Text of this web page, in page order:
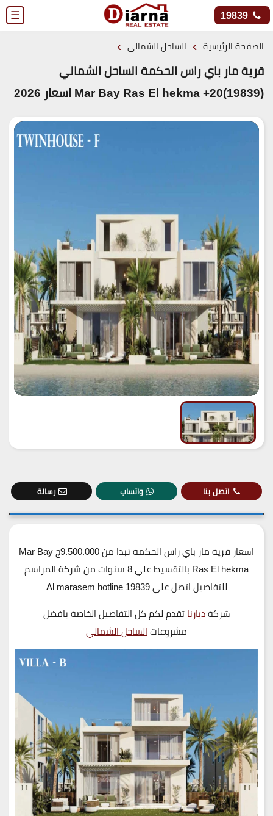
☰ 19839
الصفحة الرئيسية › الساحل الشمالي ›
قرية مار باي راس الحكمة الساحل الشمالي
(19839)20+ Mar Bay Ras El hekma اسعار 2026
اتصل بنا واتساب رسالة
اسعار قرية مار باي راس الحكمة تبدا من 9.500.000ج Mar Bay
Ras El hekma بالتقسيط علي 8 سنوات من شركة المراسم
للتفاصيل اتصل علي 19839 Al marasem hotline
شركةديارناتقدم لكم كل التفاصيل الخاصة بافضل
مشروعاتالساحل الشمالي